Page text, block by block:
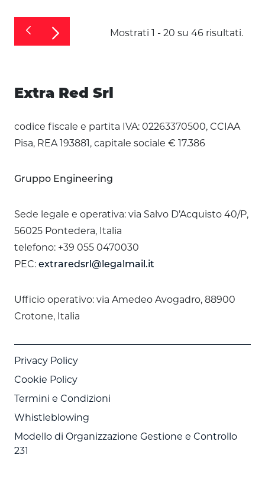
Mostrati 1 - 20 su 46 risultati.
Extra Red Srl
codice fiscale e partita IVA: 02263370500, CCIAA
Pisa, REA 193881, capitale sociale € 17.386
Gruppo Engineering
Sede legale e operativa: via Salvo D’Acquisto 40/P,
56025 Pontedera, Italia
telefono: +39 055 0470030
PEC: extraredsrl@legalmail.it
Ufficio operativo: via Amedeo Avogadro, 88900
Crotone, Italia
Privacy Policy
Cookie Policy
Termini e Condizioni
Whistleblowing
Modello di Organizzazione Gestione e Controllo
231